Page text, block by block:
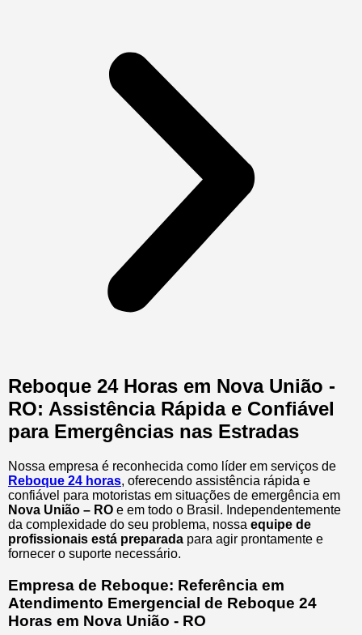
Reboque 24 Horas em Nova União -
RO: Assistência Rápida e Confiável
para Emergências nas Estradas
Nossa empresa é reconhecida como líder em serviços de
Reboque 24 horas, oferecendo assistência rápida e
confiável para motoristas em situações de emergência em
Nova União – RO e em todo o Brasil. Independentemente
da complexidade do seu problema, nossa equipe de
profissionais está preparada para agir prontamente e
fornecer o suporte necessário.
Empresa de Reboque: Referência em
Atendimento Emergencial de Reboque 24
Horas em Nova União - RO